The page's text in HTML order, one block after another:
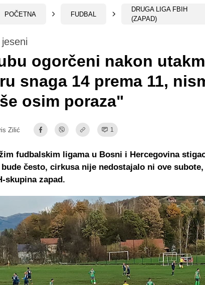
POČETNA FUDBAL
DRUGA LIGA FBIH
(ZAPAD)
ogorčeni nakon
snaga 14 prema 11,
osim poraza"
Zilić 1
fudbalskim ligama u Bosni i Hercegovina
često, cirkusa nije nedostajalo ni ove
skupina zapad.